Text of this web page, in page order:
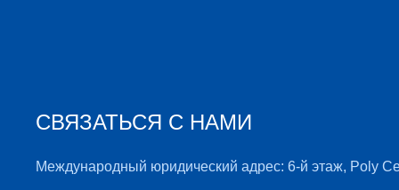
СВЯЗАТЬСЯ С НАМИ
Международный юридический адрес: 6-й этаж, Poly